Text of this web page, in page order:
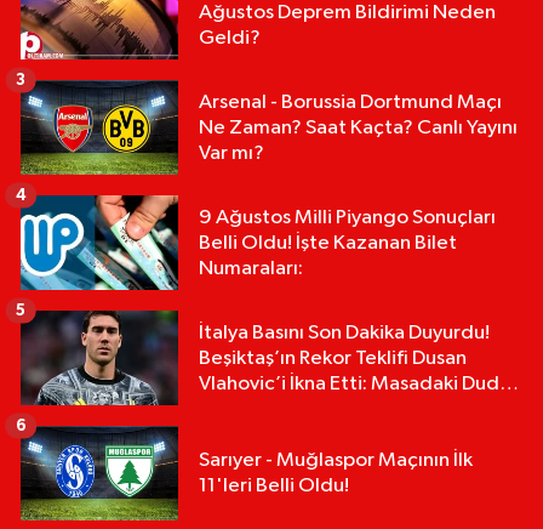
Ağustos Deprem Bildirimi Neden
Geldi?
Arsenal - Borussia Dortmund Maçı
Ne Zaman? Saat Kaçta? Canlı Yayını
Var mı?
3
9 Ağustos Milli Piyango Sonuçları
Belli Oldu! İşte Kazanan Bilet
Numaraları:
4
İtalya Basını Son Dakika Duyurdu!
Beşiktaş’ın Rekor Teklifi Dusan
Vlahovic’i İkna Etti: Masadaki Dudak
5
Sarıyer - Muğlaspor Maçının İlk
11'leri Belli Oldu!
6